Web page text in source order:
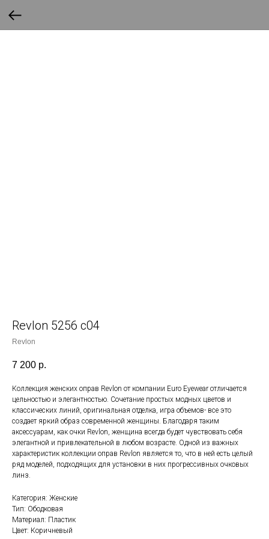
Revlon 5256 c04
Revlon
7 200 р.
Коллекция женских оправ Revlon от компании Euro Eyewear отличается
цельностью и элегантностью. Сочетание простых модных цветов и
классических линий, оригинальная отделка, игра объемов- все это
создает яркий образ современной женщины. Благодаря таким
аксессуарам, как очки Revlon, женщина всегда будет чувствовать себя
элегантной и привлекательной в любом возрасте. Одной из важных
характеристик коллекции оправ Revlon является то, что в ней есть целый
ряд моделей, подходящих для установки в них прогрессивных очковых
линз.
Категория: Женские
Тип: Ободковая
Материал: Пластик
Цвет: Коричневый